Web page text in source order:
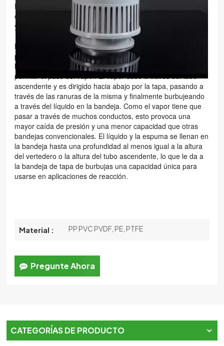
Bandeja de tapa de burbujaEs una placa plana perforada
con elevadores (como tubos) alrededor de las perforaciones
y tapas en forma de copas invertidas sobre los elevadores.
Los tapones suelen estar equipados con ranuras u orificios
por donde sale el vapor. La tapa se monta de manera que
haya un espacio entre el tubo ascendente y la tapa para
permitir el paso del vapor. El vapor sube a través del tubo
ascendente y es dirigido hacia abajo por la tapa, pasando a
través de las ranuras de la misma y finalmente burbujeando
a través del líquido en la bandeja. Como el vapor tiene que
pasar a través de muchos conductos, esto provoca una
mayor caída de presión y una menor capacidad que otras
bandejas convencionales. El líquido y la espuma se llenan en
la bandeja hasta una profundidad al menos igual a la altura
del vertedero o la altura del tubo ascendente, lo que le da a
la bandeja de tapa de burbujas una capacidad única para
usarse en aplicaciones de reacción.
Material : PP PVC PVDF, PE, PTFE
Pregunte Ahora
CATEGORÍAS DE PRODUCTO